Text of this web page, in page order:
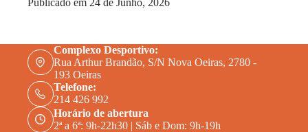
Publicado em 24 de Junho, 2026
Complexo Desportivo:
Rua Arthur Brandão, S/N Nova Oeiras, 2780 -
193 Oeiras
Telefone:
214 426 992
Horário de abertura
2ª a 6ª: 9h-22h30 | Sáb e Dom: 9h-19h